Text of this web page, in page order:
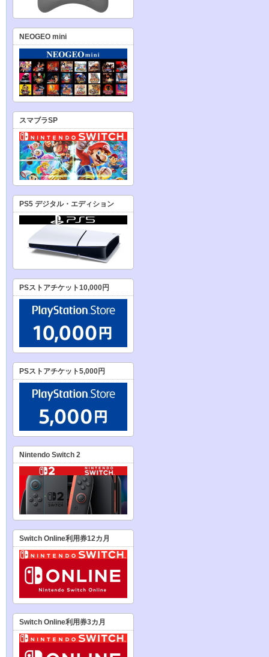
NEOGEO mini
スマブラSP
PS5 デジタル・エディション
PSストアチケット10,000円
PSストアチケット5,000円
Nintendo Switch 2
Switch Online利用券12カ月
Switch Online利用券3カ月